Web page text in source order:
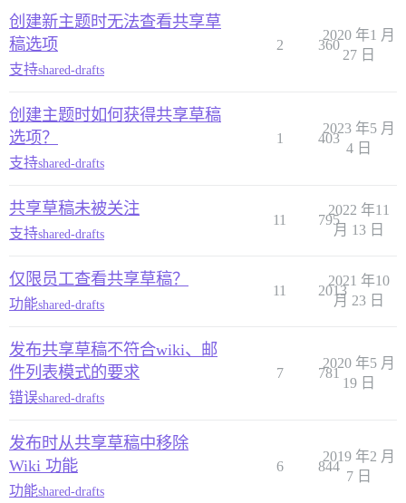
创建新主题时无法查看共享草
稿选项
支持shared-drafts
2 360
2020 年1 月
27 日
创建主题时如何获得共享草稿
选项？
支持shared-drafts
1 403
2023 年5 月
4 日
共享草稿未被关注
支持shared-drafts
11 795
2022 年11
月 13 日
仅限员工查看共享草稿？
功能shared-drafts
11 2013
2021 年10
月 23 日
发布共享草稿不符合wiki、邮
件列表模式的要求
错误shared-drafts
7 781
2020 年5 月
19 日
发布时从共享草稿中移除
Wiki 功能
功能shared-drafts
6 844
2019 年2 月
7 日